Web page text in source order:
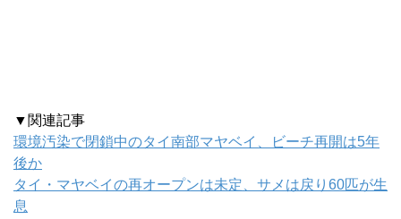
▼関連記事
環境汚染で閉鎖中のタイ南部マヤベイ、ビーチ再開は5年
後か
タイ・マヤベイの再オープンは未定、サメは戻り60匹が生
息